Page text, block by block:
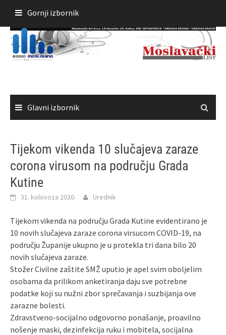
sadržaja
Gornji izbornik
Glavni izbornik
Tijekom vikenda 10 slučajeva zaraze
corona virusom na području Grada
Kutine
31. kolovoza 2020. Urednik
Tijekom vikenda na području Grada Kutine evidentirano je
10 novih slučajeva zaraze corona virsucom COVID-19, na
području Županije ukupno je u protekla tri dana bilo 20
novih slučajeva zaraze.
Stožer Civilne zaštite SMŽ uputio je apel svim oboljelim
osobama da prilikom anketiranja daju sve potrebne
podatke koji su nužni zbor sprečavanja i suzbijanja ove
zarazne bolesti.
Zdravstveno-socijalno odgovorno ponašanje, proavilno
nošenje maski, dezinfekcija ruku i mobitela, socijalna